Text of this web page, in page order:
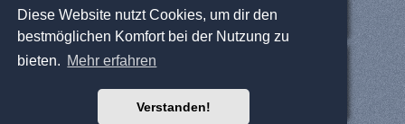
Diese Website nutzt Cookies, um dir den
bestmöglichen Komfort bei der Nutzung zu
bieten. Mehr erfahren
Verstanden!
CarcassonneCentral (englisch)
Carcassonne Latvija (lettisch)
Carcassonne CZ (tschechisch)
Sonstige Seiten
Gesellschaftsspieler gesucht
BoardGameGeek